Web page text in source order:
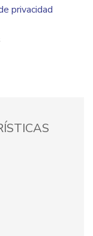
privacidad